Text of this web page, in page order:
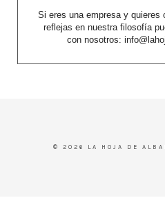
Si eres una empresa y quieres
reflejas en nuestra filosofía
con nosotros:
© 2026 LA HOJA DE